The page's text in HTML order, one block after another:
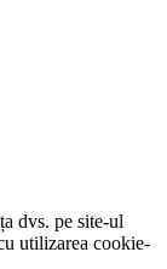
dvs. pe site-ul
utilizarea cookie-